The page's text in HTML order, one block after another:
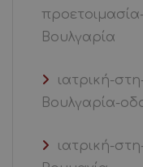
Βουλγαρία
ιατρική-
Βουλγαρία-
ιατρική-